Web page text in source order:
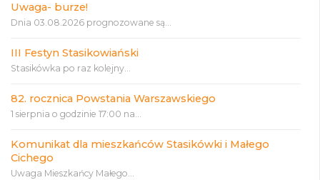
Uwaga- burze!
Dnia 03.08.2026 prognozowane są...
III Festyn Stasikowiański
Stasikówka po raz kolejny...
82. rocznica Powstania Warszawskiego
1 sierpnia o godzinie 17:00 na...
Komunikat dla mieszkańców Stasikówki i Małego
Cichego
Uwaga Mieszkańcy Małego...